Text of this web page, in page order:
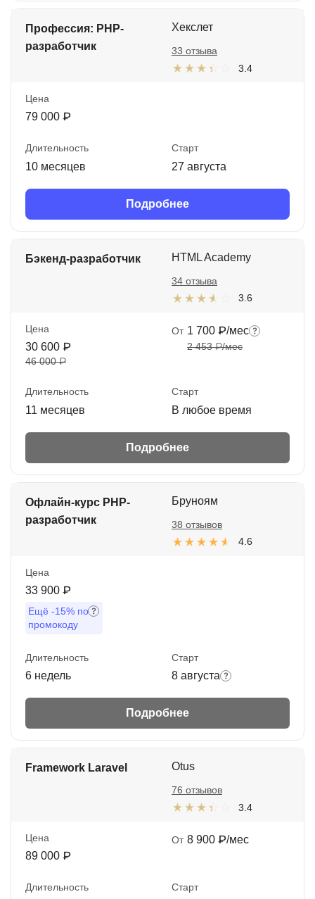
Профессия: PHP-
разработчик
Хекслет
3.4
33 отзыва
Цена
79 000 ₽
Длительность
10 месяцев
Старт
27 августа
Подробнее
Бэкенд-разработчик HTML Academy
3.6
34 отзыва
Цена
30 600 ₽
46 000 ₽
От 1 700 ₽/мес
2 453 ₽/мес
Длительность
11 месяцев
Старт
В любое время
Подробнее
Офлайн-курс PHP-
разработчик
Бруноям
4.6
38 отзывов
Цена
33 900 ₽
Ещё -15% по
промокоду
Длительность
6 недель
Старт
8 августа
Подробнее
Framework Laravel Otus
3.4
76 отзывов
Цена
89 000 ₽
От 8 900 ₽/мес
Длительность Старт